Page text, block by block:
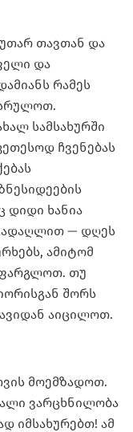
თავთან და
და
რამეს
სამსახურში
ჩვენებას
დიდი ხანია
— დღეს
ამიტომ
თუ
შორს
აიცილოთ.
მოემზადოთ.
ვარცხნილობა
იმსახურებთ! ამ